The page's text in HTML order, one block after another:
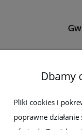
Zapisz się do
Dbamy
Pliki cookies i
poprawne